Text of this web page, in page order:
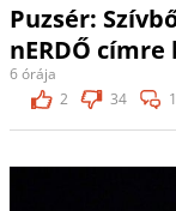
Puzsér:
nERDŐ
6 órája
2
34